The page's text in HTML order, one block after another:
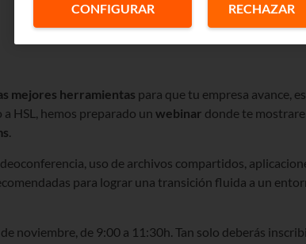
mejores herramientas para que tu empresa avance,
HSL, hemos preparado un webinar donde te
uso de archivos compartidos,
para lograr una transición fluida a un
noviembre, de 9:00 a 11:30h. Tan solo deberás
CONFIGURAR RECHAZAR